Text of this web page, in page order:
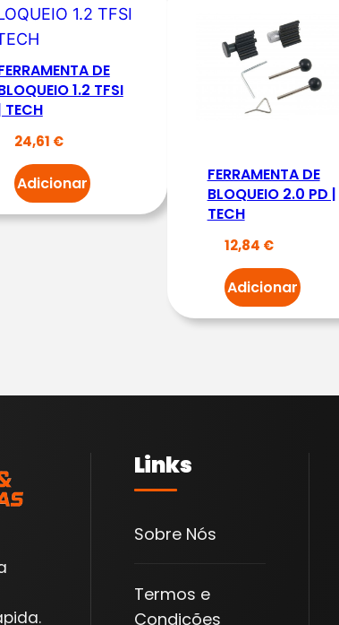
B
E
V
DE
1.2 TFSI
TECH
24,61 €
Adicionar
FERRAMENTA DE
BLOQUEIO 2.0 PD |
TECH
12,84 €
Adicionar
Links
Sobre Nós
Termos e
Condições